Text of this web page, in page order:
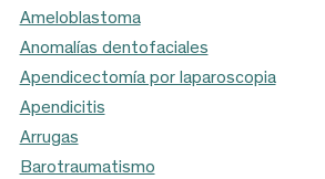
Ameloblastoma
Anomalías dentofaciales
Apendicectomía por laparoscopia
Apendicitis
Arrugas
Barotraumatismo